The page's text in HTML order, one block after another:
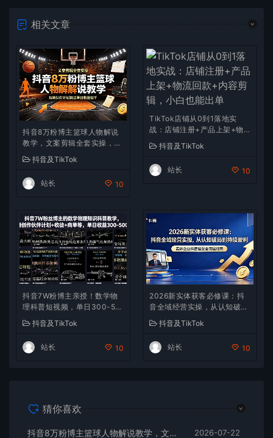
相关文章
抖音8万粉博主篮球人物解说
教学，文案剪辑全套实操，玩
抖音及TikTok
站长 10
TikTok店铺从0到1落地实
战：店铺注册+产品上架+物
流回款+内容剪辑，小白也能
出单
抖音及TikTok
站长 10
抖音7W粉博主亲授！数学物
理科普短视频，单日300-50
现
抖音及TikTok
站长 10
2026新实体获客必修课：抖
音全域经营实操，从认知破局
抖音及TikTok
站长 10
猜你喜欢
抖音8万粉博主篮球人物解说教学，文案剪辑全套实操，玩转伙伴计划精选单日收益破千 2026-07-22